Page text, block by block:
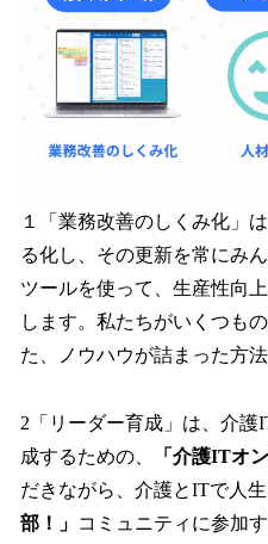
１「業務改善のしくみ化」
る化し、その更新を常にみ
ツールを使って、生産性向
します。私たちがいくつも
た、ノウハウが詰まった方法
2「リーダー育成」は、介
成するための、
「介護ITオ
だきながら、介護とITで人
部！」 コミュニティに参加